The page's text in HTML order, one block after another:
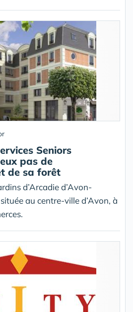
Seniors
pas de
de sa forêt
d’Arcadie d’Avon-
au centre-ville d’Avon, à